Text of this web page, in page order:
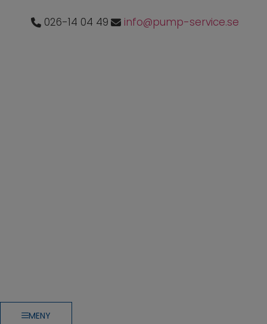
026-14 04 49 info@pump-service.se
MENY